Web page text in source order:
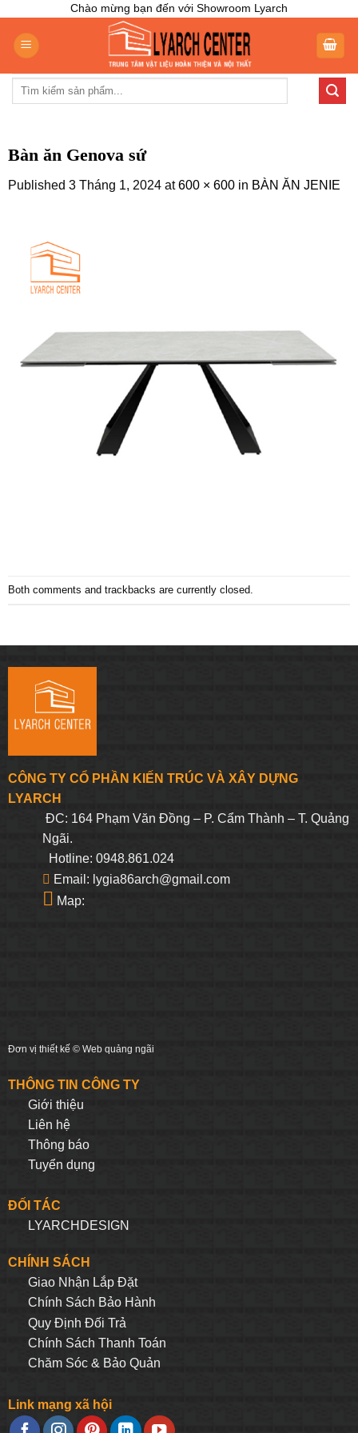
content
Chào mừng bạn đến với Showroom Lyarch
Tìm
Bàn ăn Genova sứ
Published 3 Tháng 1, 2024 at600 × 600 in BÀN ĂN JENIE
Both comments and trackbacks are currently closed.
CÔNG TY CỔ PHẦN KIẾN TRÚC VÀ XÂY DỰNG
LYARCH
ĐC: 164 Phạm Văn Đồng – P. Cẩm Thành – T. Quảng
Ngãi.
Hotline: 0948.861.024
Email: lygia86arch@gmail.com
Map:
Đơn vị thiết kế © Web quảng ngãi
THÔNG TIN CÔNG TY
Giới thiệu
Liên hệ
Thông báo
Tuyển dụng
ĐỐI TÁC
LYARCHDESIGN
CHÍNH SÁCH
Giao Nhận Lắp Đặt
Chính Sách Bảo Hành
Quy Định Đối Trả
Chính Sách Thanh Toán
Chăm Sóc & Bảo Quản
Link mạng xã hội